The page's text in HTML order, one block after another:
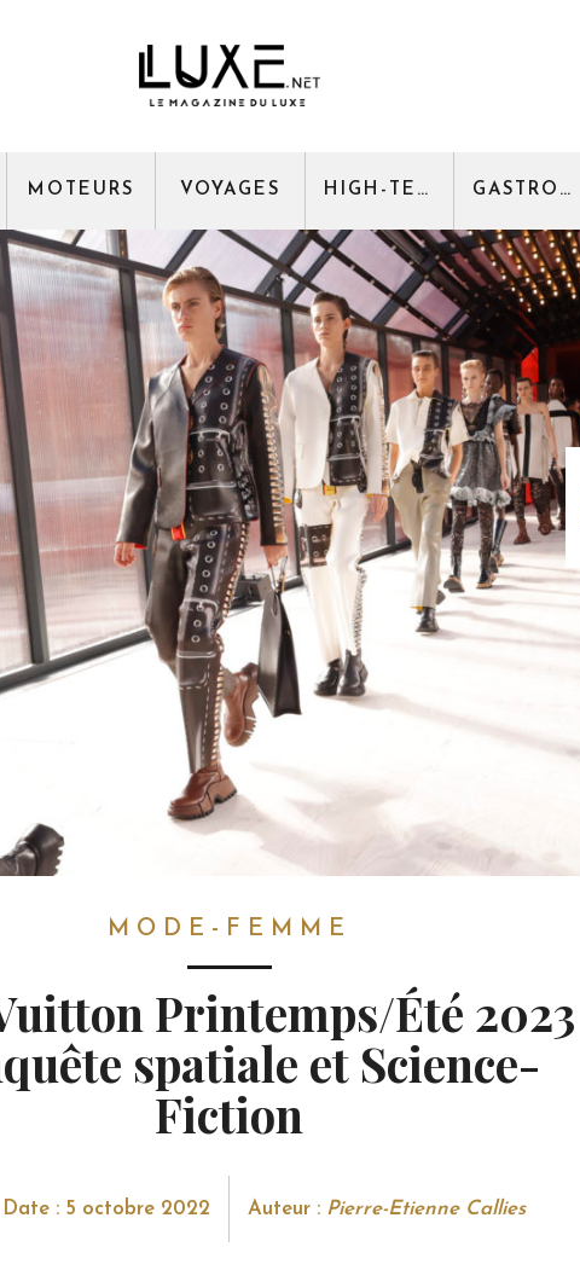
MOTEURS VOYAGES HIGH-TECH GASTRONOMIE
MODE-FEMME
Printemps/Été
spatiale et Science-
Fiction
Date : 5 octobre 2022 Auteur : Pierre-Etienne Callies